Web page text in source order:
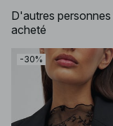
D'autres
acheté
-30%